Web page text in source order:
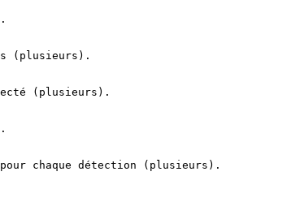
(plusieurs).
(plusieurs).
pour chaque détection (plusieurs).